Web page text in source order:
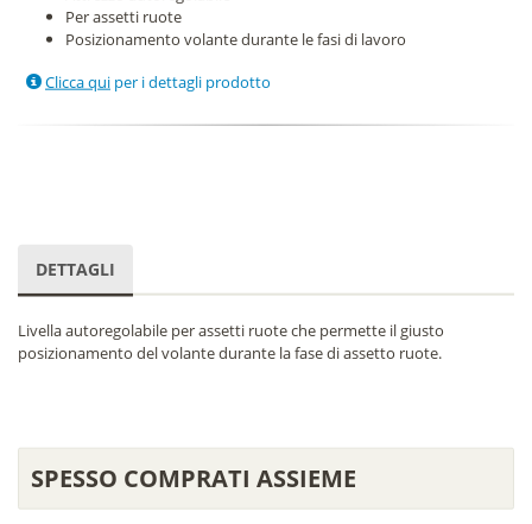
Per assetti ruote
Posizionamento volante durante le fasi di lavoro
Clicca qui per i dettagli prodotto
DETTAGLI
Livella autoregolabile per assetti ruote che permette il giusto
posizionamento del volante durante la fase di assetto ruote.
SPESSO COMPRATI ASSIEME